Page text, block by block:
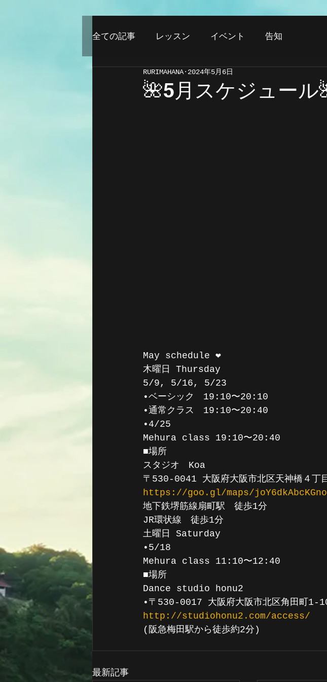
全ての記事 レッスン イベント 告知
🌺5月スケジュール
RURIMAHANA 2024年5月6日
May schedule ❤️
木曜日 Thursday
5/9, 5/16, 5/23
•ベーシック　19:10〜20:10
•通常クラス　19:10〜20:40
•4/25
Mehura class 19:10〜20:40
■場所
スタジオ　Koa
〒530-0041 大阪府大阪市北区天神橋４丁
https://goo.gl/maps/
地下鉄堺筋線扇町駅　徒歩1分
JR環状線　徒歩1分
土曜日 Saturday
•5/18
Mehura class 11:10〜12:40
■場所
Dance studio honu2
•〒530-0017 大阪府大阪市北区角田町1-
http://studiohonu2.com/access/
(阪急梅田駅から徒歩約2分)
最新記事